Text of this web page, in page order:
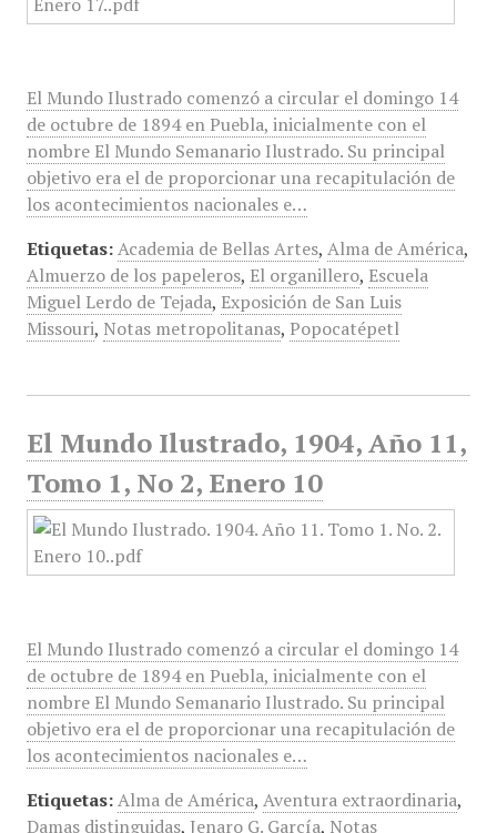
El Mundo Ilustrado comenzó a circular el domingo 14
de octubre de 1894 en Puebla, inicialmente con el
nombre El Mundo Semanario Ilustrado. Su principal
objetivo era el de proporcionar una recapitulación de
los acontecimientos nacionales e…
Etiquetas: Academia de Bellas Artes, Alma de América,
Almuerzo de los papeleros, El organillero, Escuela
Miguel Lerdo de Tejada, Exposición de San Luis
Missouri, Notas metropolitanas, Popocatépetl
El Mundo Ilustrado, 1904, Año 11,
Tomo 1, No 2, Enero 10
El Mundo Ilustrado comenzó a circular el domingo 14
de octubre de 1894 en Puebla, inicialmente con el
nombre El Mundo Semanario Ilustrado. Su principal
objetivo era el de proporcionar una recapitulación de
los acontecimientos nacionales e…
Etiquetas: Alma de América, Aventura extraordinaria,
Damas distinguidas, Jenaro G. García, Notas